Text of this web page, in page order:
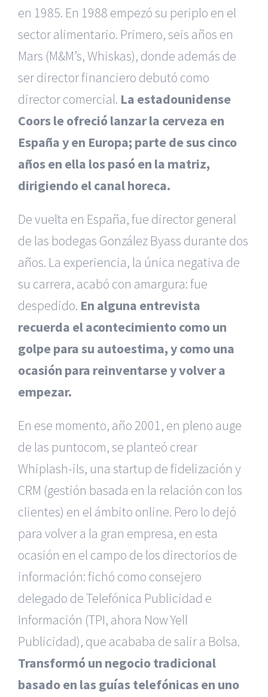
en 1985. En 1988 empezó su periplo en el
sector alimentario. Primero, seis años en
Mars (M&M’s, Whiskas), donde además de
ser director financiero debutó como
director comercial. La estadounidense
Coors le ofreció lanzar la cerveza en
España y en Europa; parte de sus cinco
años en ella los pasó en la matriz,
dirigiendo el canal horeca.
De vuelta en España, fue director general
de las bodegas González Byass durante dos
años. La experiencia, la única negativa de
su carrera, acabó con amargura: fue
despedido. En alguna entrevista
recuerda el acontecimiento como un
golpe para su autoestima, y como una
ocasión para reinventarse y volver a
empezar.
En ese momento, año 2001, en pleno auge
de las puntocom, se planteó crear
Whiplash-ils, una startup de fidelización y
CRM (gestión basada en la relación con los
clientes) en el ámbito online. Pero lo dejó
para volver a la gran empresa, en esta
ocasión en el campo de los directorios de
información: fichó como consejero
delegado de Telefónica Publicidad e
Información (TPI, ahora Now Yell
Publicidad), que acababa de salir a Bolsa.
Transformó un negocio tradicional
basado en las guías telefónicas en uno